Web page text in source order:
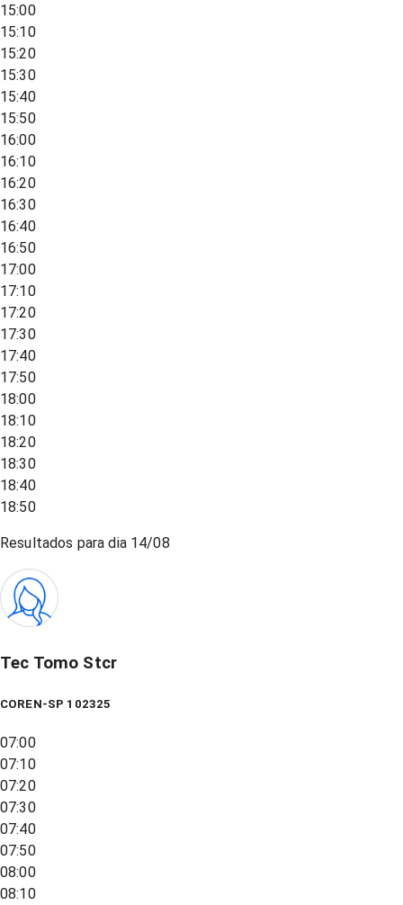
15:00
15:10
15:20
15:30
15:40
15:50
16:00
16:10
16:20
16:30
16:40
16:50
17:00
17:10
17:20
17:30
17:40
17:50
18:00
18:10
18:20
18:30
18:40
18:50
Resultados para dia 14/08
Tec Tomo Stcr
COREN-SP 102325
07:00
07:10
07:20
07:30
07:40
07:50
08:00
08:10